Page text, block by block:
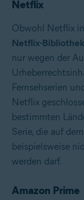
Netflix
Obwohl Netflix
Netflix-
nur wegen der
Fernsehserien
Netflix
bestimmten
Serie, die auf
beispielsweise
werden darf.
Amazon Prime